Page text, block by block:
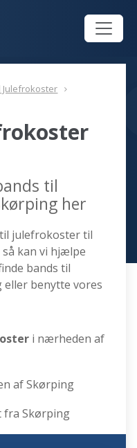
Julefrokoster
til
her
julefrokoster til
kan vi hjælpe
bands til
benytte vores
i nærheden af
af Skørping
fra Skørping